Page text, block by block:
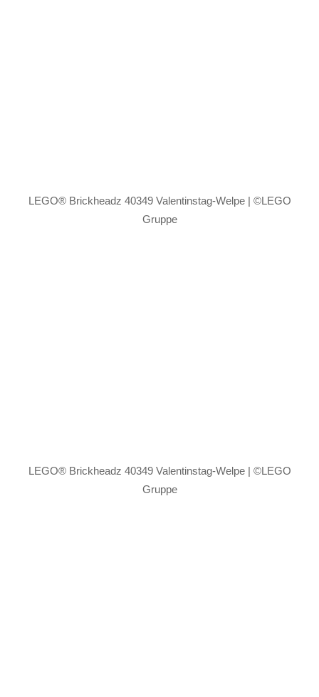
LEGO® Brickheadz 40349 Valentinstag-Welpe | ©LEGO
Gruppe
LEGO® Brickheadz 40349 Valentinstag-Welpe | ©LEGO
Gruppe